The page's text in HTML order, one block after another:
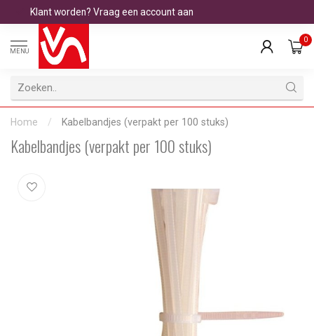
Klant worden? Vraag een account aan
MENU
0
Home / Kabelbandjes (verpakt per 100 stuks)
Kabelbandjes (verpakt per 100 stuks)